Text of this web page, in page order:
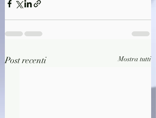
Post recenti Mostra tutti